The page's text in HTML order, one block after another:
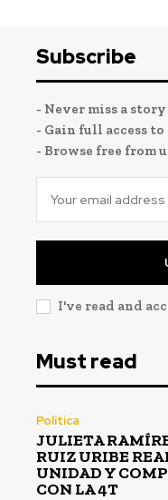
Subscribe
- Never miss a
- Gain full access
- Browse free from
I've read and
Must read
Política
JULIETA
RUIZ URIBE
UNIDAD Y
CON LA 4T